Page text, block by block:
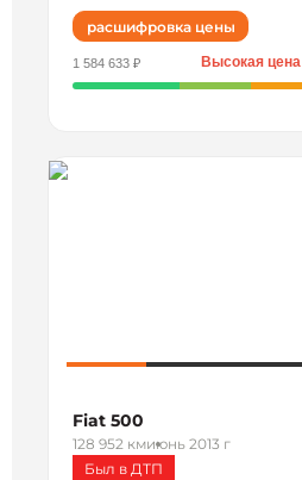
расшифровка цены
1 584 633 ₽ Высокая цена
Fiat 500
128 952 кмиюнь 2013 г
Был в ДТП